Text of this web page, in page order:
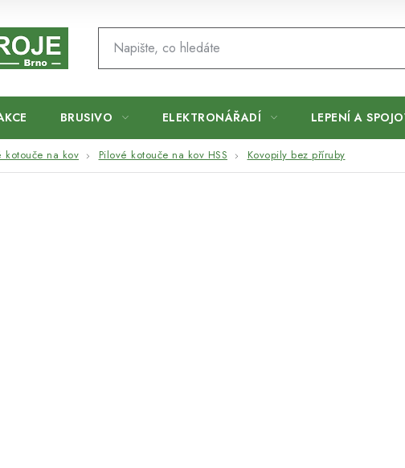
BRUSIVO ELEKTRONÁŘADÍ LEPENÍ A
kotouče na kov Pilové kotouče na kov HSS Kovopily bez příruby